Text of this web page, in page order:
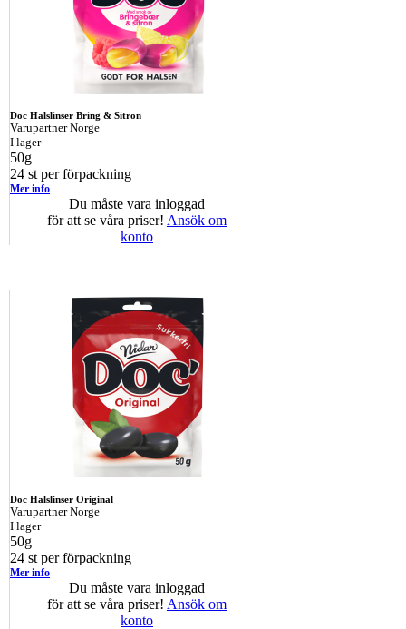
Doc Halslinser Bring & Sitron
Varupartner Norge
I lager
50g
24 st per förpackning
Mer info
Du måste vara inloggad
för att se våra priser! Ansök om
konto
Doc Halslinser Original
Varupartner Norge
I lager
50g
24 st per förpackning
Mer info
Du måste vara inloggad
för att se våra priser! Ansök om
konto